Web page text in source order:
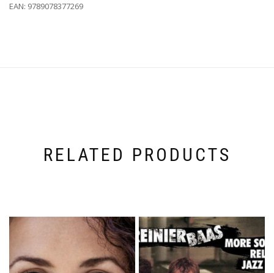
EAN: 9789078377269
RELATED PRODUCTS